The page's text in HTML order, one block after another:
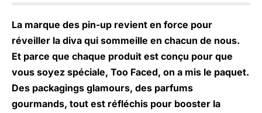
La marque des pin-up revient en force pour
réveiller la diva qui sommeille en chacun de nous.
Et parce que chaque produit est conçu pour que
vous soyez spéciale, Too Faced, on a mis le paquet.
Des packagings glamours, des parfums
gourmands, tout est réfléchis pour booster la